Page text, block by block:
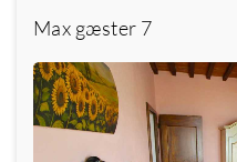
Max gæster 7